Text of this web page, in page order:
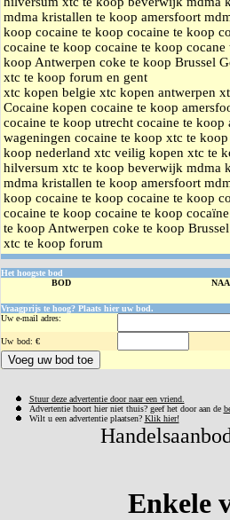
mdma kristallen te koop amersfoort
koop cocaine te koop cocaine te koop
cocaine te koop cocaine te koop
koop Antwerpen coke te koop Brussel
xtc te koop forum en gent
xtc kopen belgie xtc kopen antwerpen
Cocaine kopen cocaine te koop
cocaine te koop utrecht cocaine te
wageningen cocaine te koop xtc te
koop nederland xtc veilig kopen xtc te
hilversum xtc te koop beverwijk mdma
mdma kristallen te koop amersfoort
koop cocaine te koop cocaine te koop
cocaine te koop cocaine te koop
te koop Antwerpen coke te koop
xtc te koop forum
Het hoogste bod
BOD
Vraagprijs te hoog? Plaats hier uw bod.
Uw e-mail adres:
Uw bod: €
Stuur deze advertentie door naar een vriend.
Advertentie hoort hier niet thuis? geef het door aan de
Wilt u een advertentie plaatsen? Klik hier!
Enkele